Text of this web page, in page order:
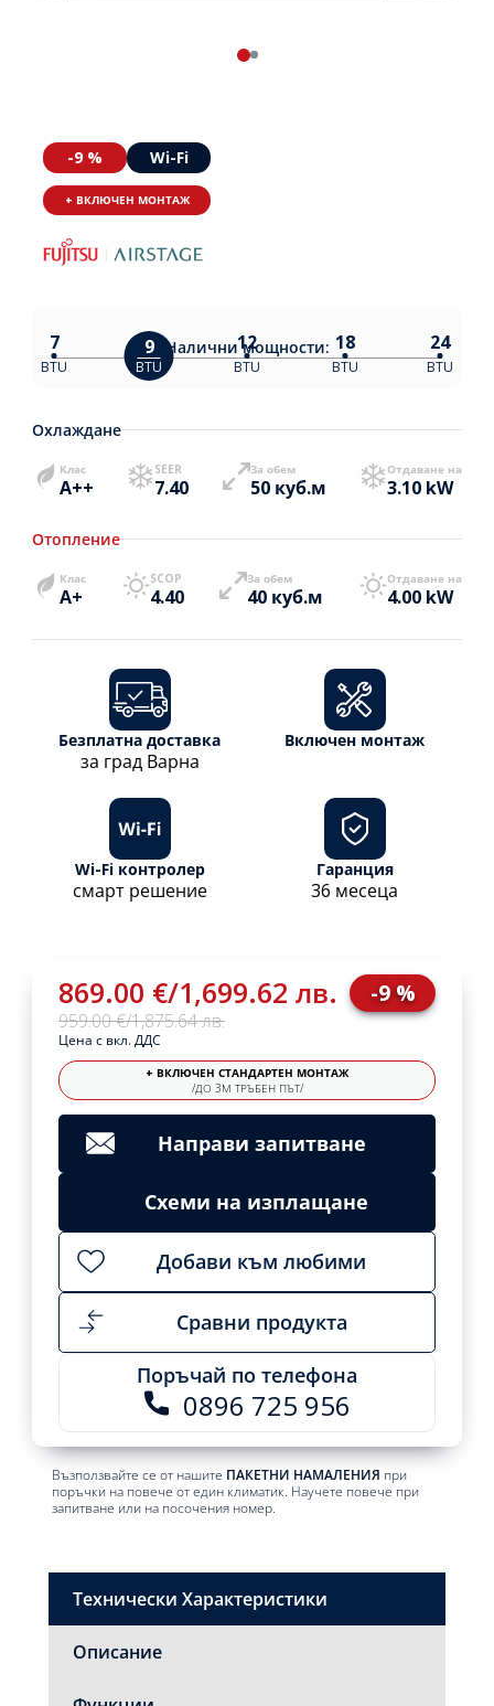
869.00 €/1,699.62 лв.
959.00 €/1,875.64 лв.
-9 %
Цена с вкл. ДДС
+ ВКЛЮЧЕН СТАНДАРТЕН МОНТАЖ
/ДО 3М ТРЪБЕН ПЪТ/
Направи запитване
Схеми на изплащане
Добави към любими
Сравни продукта
Поръчай по телефона
0896 725 956
Възползвайте се от нашите ПАКЕТНИ НАМАЛЕНИЯ при
поръчки на повече от един климатик. Научете повече при
запитване или на посочения номер.
-9 % Wi-Fi
+ ВКЛЮЧЕН МОНТАЖ
Наличнимощности:
7
BTU
9
BTU
12
BTU
18
BTU
24
BTU
Охлаждане
Клас
A++
SEER
7.40
За обем
50 куб.м
Отдаване на
3.10 kW
Отопление
Клас
A+
SCOP
4.40
За обем
40 куб.м
Отдаване на
4.00 kW
Безплатна доставка
за град Варна
Включен монтаж
Wi-Fi контролер
смарт решение
Гаранция
36 месеца
Технически Характеристики
Описание